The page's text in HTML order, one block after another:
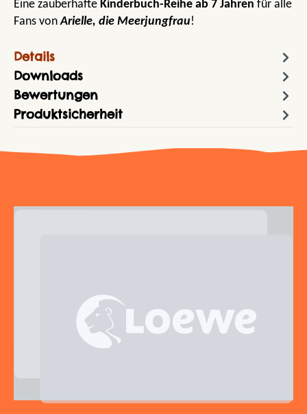
Eine zauberhafte Kinderbuch-Reihe ab 7 Jahren für alle
Fans vonArielle, die Meerjungfrau!
Details
Downloads
Bewertungen
Produktsicherheit